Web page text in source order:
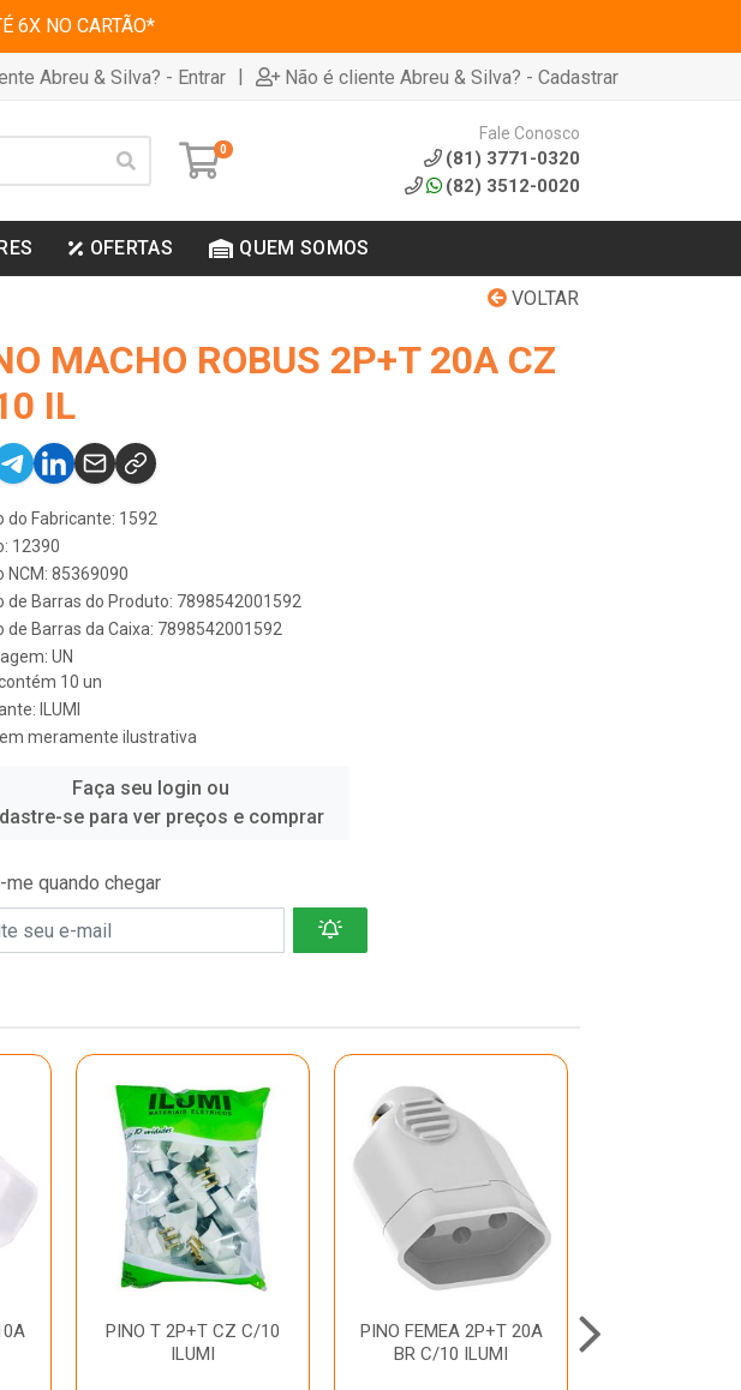
6X NO CARTÃO*
Abreu & Silva? - Entrar | Não é cliente Abreu & Silva? - Cadastrar
0
Fale Conosco
(81) 3771-0320
(82) 3512-0020
OFERTAS QUEM SOMOS
VOLTAR
MACHO ROBUS 2P+T 20A CZ
IL
do Fabricante: 1592
12390
NCM: 85369090
de Barras do Produto: 7898542001592
de Barras da Caixa: 7898542001592
UN
10 un
ILUMI
meramente ilustrativa
Faça seu login ou
se para ver preços e comprar
quando chegar
PINO T 2P+T CZ C/10
ILUMI
PINO FEMEA 2P+T 20A
BR C/10 ILUMI